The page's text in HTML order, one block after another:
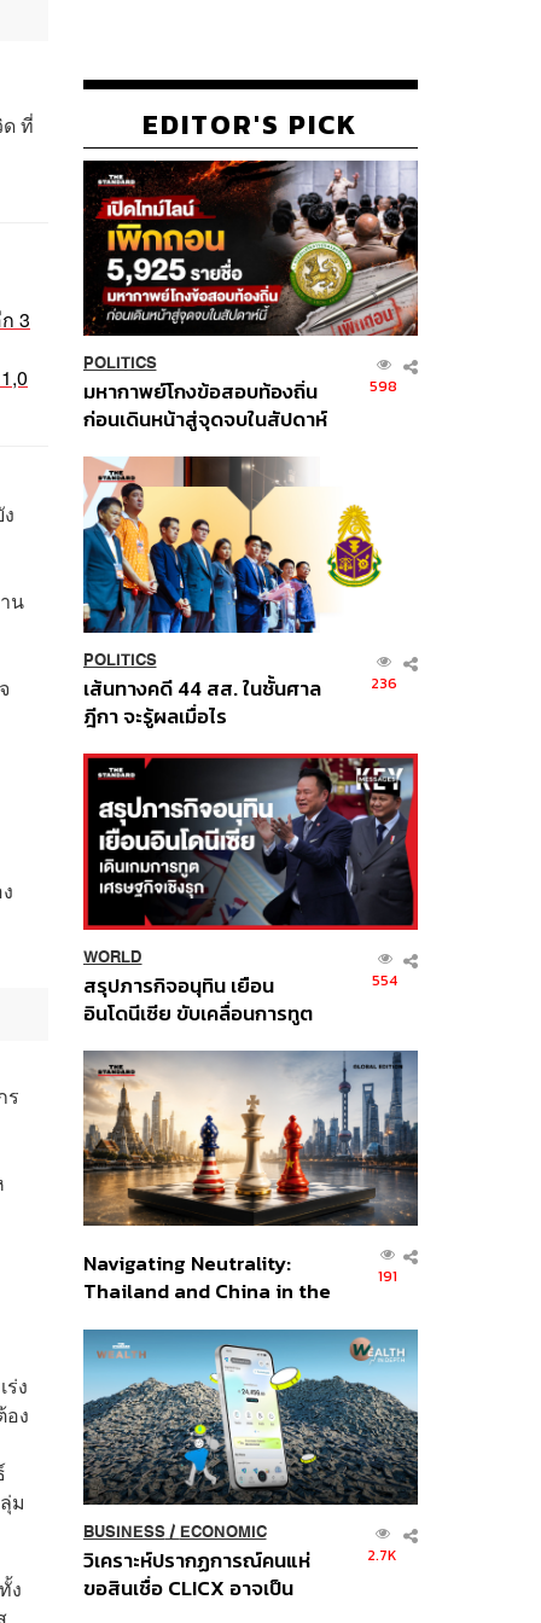
ที่
3
น
ร
ง
ง
ม
ง
EDITOR'S PICK
POLITICS
มหากาพย์โกงข้อสอบท้องถิ่น
ก่อนเดินหน้าสู่จุดจบในสัปดาห์
598
POLITICS
เส้นทางคดี 44 สส. ในชั้นศาล
ฎีกา จะรู้ผลเมื่อไร
236
WORLD
สรุปภารกิจอนุทิน เยือน
อินโดนีเซีย ขับเคลื่อนการทูต
ส่วนยุทธศาสตร์ไทย –
อินโดนีเซีย
554
Navigating Neutrality:
Thailand and China in the
Order
191
BUSINESS/ ECONOMIC
วิเคราะห์ปรากฏการณ์คนแห่
ขอสินเชื่อ CLICX อาจเป็น
2.7K